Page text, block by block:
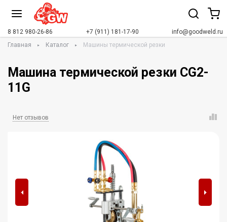
8 812 980-26-86 +7 (911) 181-17-90
info@goodweld.ru
Главная
Каталог Машины термической резки
Машина термической резки CG2-
11G
Нет отзывов